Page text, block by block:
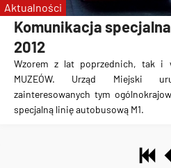
Komunikacja
2012
Wzorem z lat poprzednich, tak i
MUZEÓW. Urząd Miejski
zainteresowanych tym
specjalną linię autobusową M1.
Aktualności